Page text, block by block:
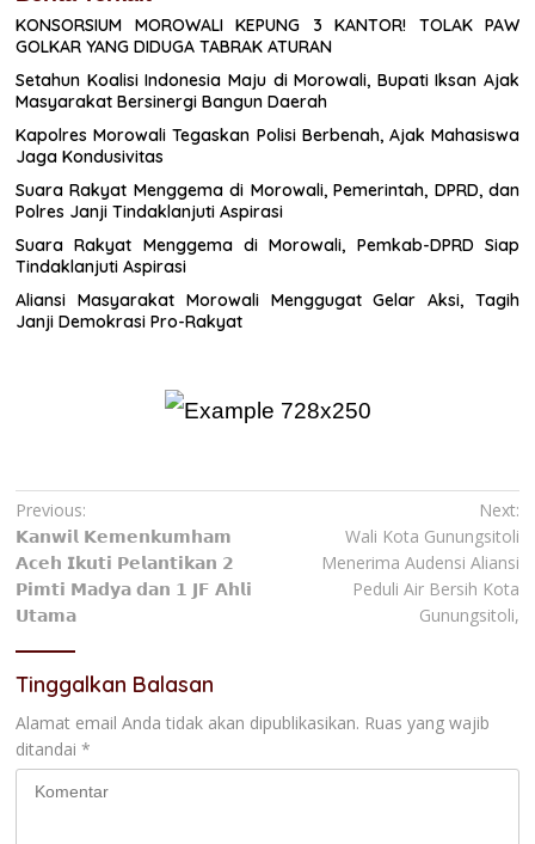
KONSORSIUM MOROWALI KEPUNG 3 KANTOR! TOLAK PAW
GOLKAR YANG DIDUGA TABRAK ATURAN
Setahun Koalisi Indonesia Maju di Morowali, Bupati Iksan Ajak
Masyarakat Bersinergi Bangun Daerah
Kapolres Morowali Tegaskan Polisi Berbenah, Ajak Mahasiswa
Jaga Kondusivitas
Suara Rakyat Menggema di Morowali, Pemerintah, DPRD, dan
Polres Janji Tindaklanjuti Aspirasi
Suara Rakyat Menggema di Morowali, Pemkab-DPRD Siap
Tindaklanjuti Aspirasi
Aliansi Masyarakat Morowali Menggugat Gelar Aksi, Tagih
Janji Demokrasi Pro-Rakyat
Navigasi
pos
Previous:
𝗞𝗮𝗻𝘄𝗶𝗹 𝗞𝗲𝗺𝗲𝗻𝗸𝘂𝗺𝗵𝗮𝗺
𝗔𝗰𝗲𝗵 𝗜𝗸𝘂𝘁𝗶 𝗣𝗲𝗹𝗮𝗻𝘁𝗶𝗸𝗮𝗻 𝟮
𝗣𝗶𝗺𝘁𝗶 𝗠𝗮𝗱𝘆𝗮 𝗱𝗮𝗻 𝟭 𝗝𝗙 𝗔𝗵𝗹𝗶
𝗨𝘁𝗮𝗺𝗮
Next:
Wali Kota Gunungsitoli
Menerima Audensi Aliansi
Peduli Air Bersih Kota
Gunungsitoli,
Tinggalkan Balasan
Alamat email Anda tidak akan dipublikasikan. Ruas yang wajib
ditandai *